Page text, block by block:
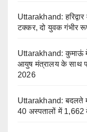
Uttarakhand:
टक्कर, दो युवक गंभीर
Uttarakhand: कुमाऊं
आयुष मंत्रालय के साथ
2026
Uttarakhand: बदलते
40 अस्पतालों में 1,662